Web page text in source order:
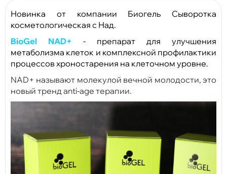
Новинка от компании Биогель Сыворотка
косметологическая с Над.
BioGel NAD+
- препарат для улучшения
метаболизма клеток и комплексной профилактики
процессов хроностарения на клеточном уровне.
NAD+ называют молекулой вечной молодости, это
новый тренд anti-age терапии.